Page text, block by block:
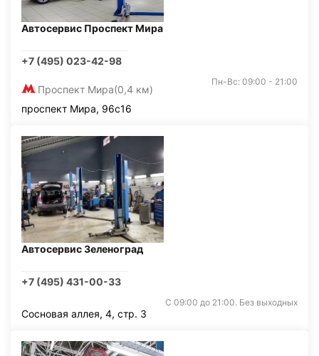
Автосервис Проспект Мира
+7 (495) 023-42-98
Проспект Мира(0,4 км)
Пн-Вс: 09:00 - 21:00
проспект Мира, 96с16
Автосервис Зеленоград
+7 (495) 431-00-33
С 09:00 до 21:00. Без выходных
Сосновая аллея, 4, стр. 3